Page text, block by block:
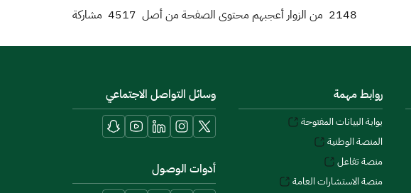
2148 من الزوار أعجبهم محتوى الصفحة من أصل 4517 مشاركة
روابط مهمة
بوابة البيانات المفتوحة
المنصة الوطنية
منصة تفاعل
منصة الاستشارات العامة
وسائل التواصل الاجتماعي
أدوات الوصول